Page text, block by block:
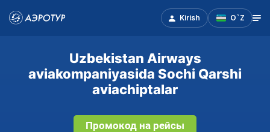
Kirish O`Z
Uzbekistan Airways
aviakompaniyasida Sochi Qarshi
aviachiptalar
Промокод на рейсы